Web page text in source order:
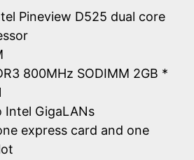
Pineview D525 dual core
800MHz SODIMM 2GB *
GigaLANs
express card and one